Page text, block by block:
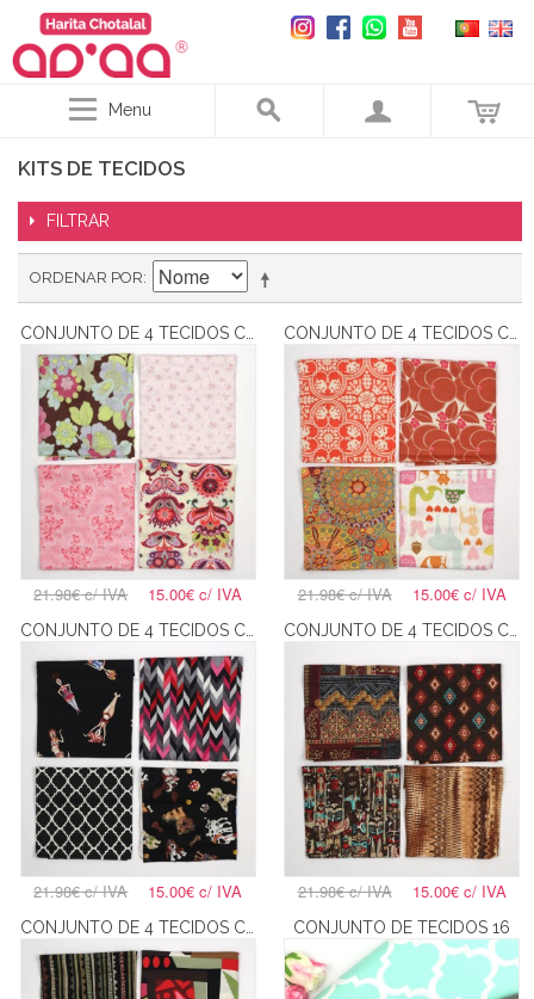
Menu
KITS DE TECIDOS
FILTRAR
ORDENAR POR
21.98€c/ IVA 15.00€ c/ IVA 21.98€c/ IVA 15.00€c/ IVA
21.98€c/ IVA 15.00€ c/ IVA 21.98€c/ IVA 15.00€c/ IVA
CONJUNTO DE TECIDOS 16